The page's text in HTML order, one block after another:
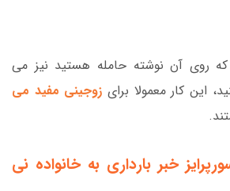
که روی آن نوشته حامله هستید نیز می
این کار معمولا برای زوجینی مفید می
خبر بارداری به خانواده نی